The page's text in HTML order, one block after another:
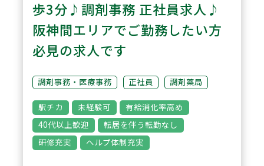
歩3分♪調剤事務 正社員求人♪
阪神間エリアでご勤務したい方
必見の求人です
調剤事務・医療事務 正社員 調剤薬局
駅チカ 未経験可
有給消化率高め
40代以上歓迎
転居を伴う転勤なし
研修充実
ヘルプ体制充実